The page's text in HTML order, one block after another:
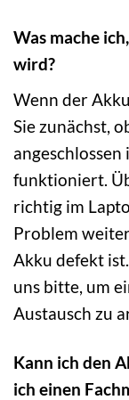
Was mache
wird?
Wenn der
Sie zunächst,
angeschlossen
funktioniert.
richtig im
Problem
Akku defekt
uns bitte, um
Austausch zu
Kann ich den
ich einen